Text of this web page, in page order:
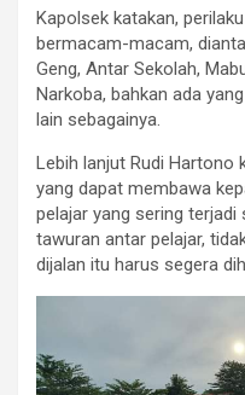
Kapolsek katakan,
bermacam-macam,
Geng, Antar Sekolah,
Narkoba, bahkan ada
lain sebagainya.
Lebih lanjut Rudi Hartono
yang dapat membawa
pelajar yang sering
tawuran antar pelajar,
dijalan itu harus segera